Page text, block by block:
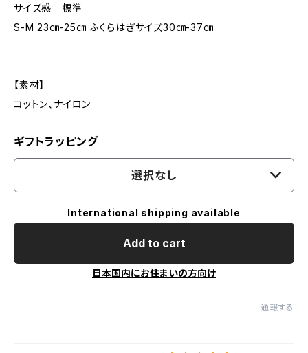
サイズ感 標準
S-M 23㎝-25㎝ ふくらはぎサイズ30㎝-37㎝
【素材】
コットン、ナイロン
ギフトラッピング
選択なし
International shipping available
Add to cart
日本国内にお住まいの方向け
通報する